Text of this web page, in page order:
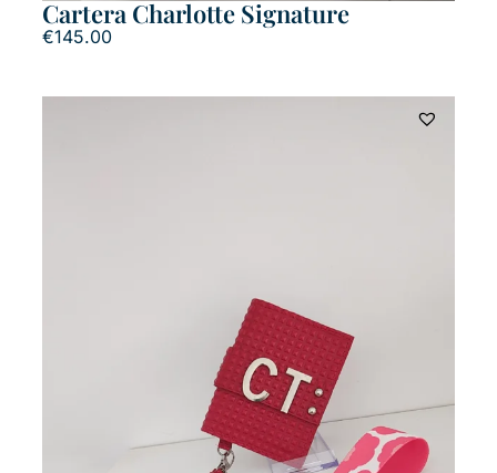
Cartera Charlotte Signature
€145.00